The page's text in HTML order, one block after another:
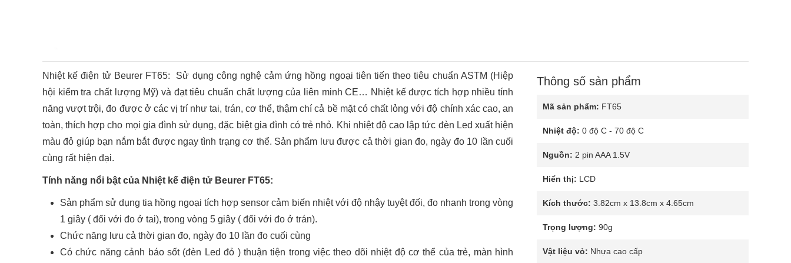
Nhiệt kế điện tử Beurer FT65: Sử dụng công nghệ cảm ứng hồng ngoại tiên tiến theo tiêu chuẩn ASTM (Hiệp
hội kiểm tra chất lượng Mỹ) và đạt tiêu chuẩn chất lượng của liên minh CE… Nhiệt kế được tích hợp nhiều tính
năng vượt trội, đo được ở các vị trí như tai, trán, cơ thể, thậm chí cả bề mặt có chất lỏng với độ chính xác cao, an
toàn, thích hợp cho mọi gia đình sử dụng, đặc biệt gia đình có trẻ nhỏ. Khi nhiệt độ cao lập tức đèn Led xuất hiện
màu đỏ giúp bạn nắm bắt được ngay tình trạng cơ thể. Sản phẩm lưu được cả thời gian đo, ngày đo 10 lần cuối
cùng rất hiện đại.
Tính năng nổi bật của Nhiệt kế điện tử Beurer FT65:
Sản phẩm sử dụng tia hồng ngoại tích hợp sensor cảm biến nhiệt với độ nhậy tuyệt đối, đo nhanh trong vòng
1 giây ( đối với đo ở tai), trong vòng 5 giây ( đối với đo ở trán).
Chức năng lưu cả thời gian đo, ngày đo 10 lần đo cuối cùng
Có chức năng cảnh báo sốt (đèn Led đỏ ) thuận tiện trong việc theo dõi nhiệt độ cơ thể của trẻ, màn hình
Thông số sản phẩm
Mã sản phẩm: FT65
Nhiệt độ: 0 độ C - 70 độ C
Nguồn: 2 pin AAA 1.5V
Hiển thị: LCD
Kích thước: 3.82cm x 13.8cm x 4.65cm
Trọng lượng: 90g
Vật liệu vỏ: Nhựa cao cấp